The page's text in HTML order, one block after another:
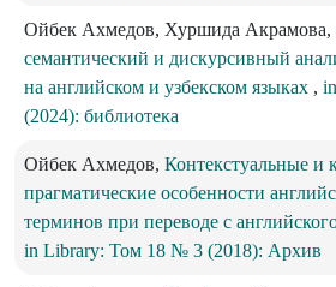
Ойбек Ахмедов, Хуршида Акрамова,
семантический и дискурсивный
на английском и узбекском языках ,
(2024): библиотека
Ойбек Ахмедов, Контекстуальные и
прагматические особенности
терминов при переводе с
in Library: Том 18 № 3 (2018): Архив